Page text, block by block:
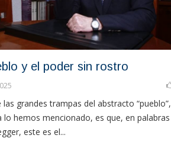
y el poder sin rostro
las grandes trampas del abstracto “pueblo”,
lo hemos mencionado, es que, en palabras
este es el...